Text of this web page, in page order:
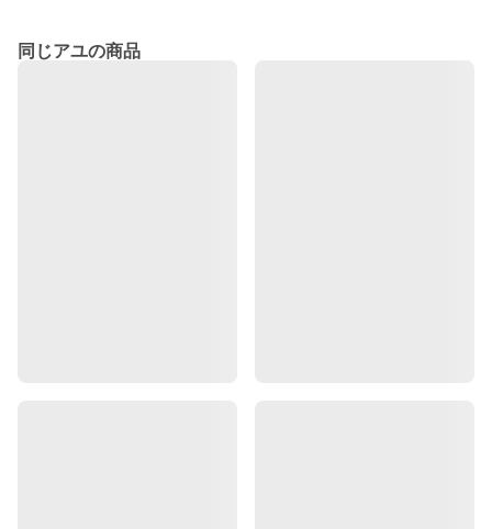
同じアユの商品